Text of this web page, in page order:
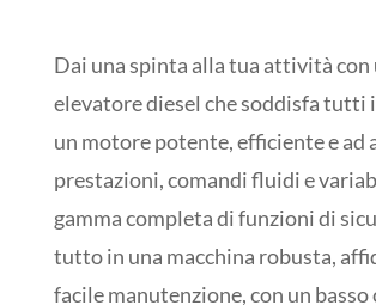
Dai una spinta alla tua attività con
elevatore diesel che soddisfa tutti
un motore potente, efficiente e ad
prestazioni, comandi fluidi e
gamma completa di funzioni di
tutto in una macchina robusta,
facile manutenzione, con un basso